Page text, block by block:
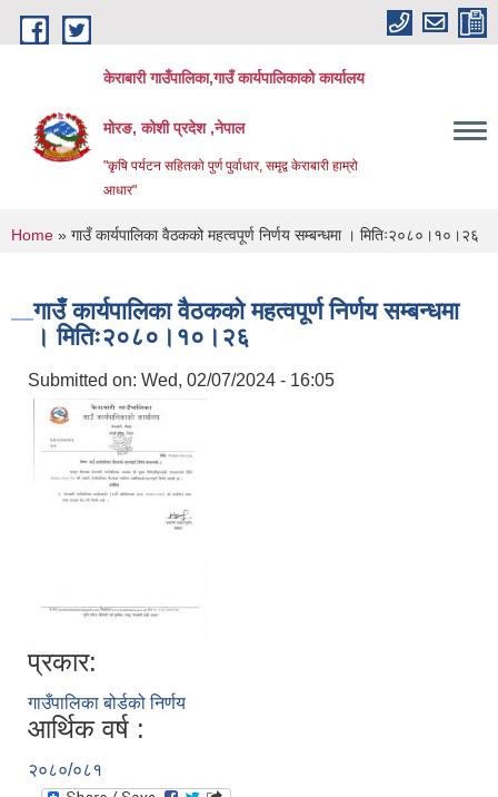
Skip to main content
केराबारी गाउँपालिका,गाउँ कार्यपालिकाको कार्यालय
मोरङ, कोशी प्रदेश ,नेपाल
"कृषि पर्यटन सहितको पुर्ण पुर्वाधार, समृद्व केराबारी हाम्रो
आधार"
You are here
Home » गाउँ कार्यपालिका वैठकको महत्वपूर्ण निर्णय सम्बन्धमा । मितिः२०८०।१०।२६
गाउँ कार्यपालिका वैठकको महत्वपूर्ण निर्णय सम्बन्धमा
। मितिः२०८०।१०।२६
Submitted on: Wed, 02/07/2024 - 16:05
प्रकार:
गाउँपालिका बोर्डको निर्णय
आर्थिक वर्ष :
२०८०/०८१